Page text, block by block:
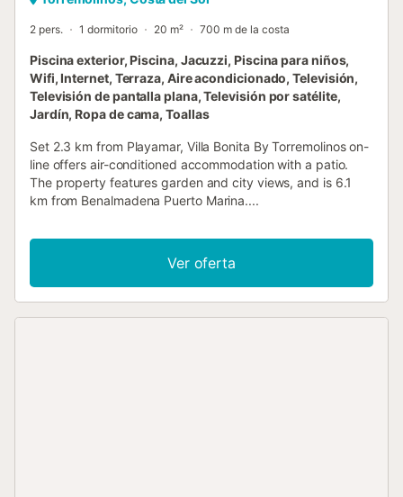
2 pers. 1 dormitorio 20 m² 700 m de la costa
Piscina exterior, Piscina, Jacuzzi, Piscina para niños,
Wifi, Internet, Terraza, Aire acondicionado, Televisión,
Televisión de pantalla plana, Televisión por satélite,
Jardín, Ropa de cama, Toallas
Set 2.3 km from Playamar, Villa Bonita By Torremolinos on-
line offers air-conditioned accommodation with a patio.
The property features garden and city views, and is 6.1
km from Benalmadena Puerto Marina....
Ver oferta